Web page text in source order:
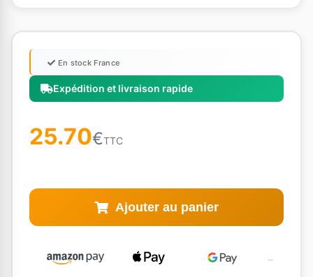
Expédition et livraison rapide
En stock France
25.70€TTC
Ajouter au panier